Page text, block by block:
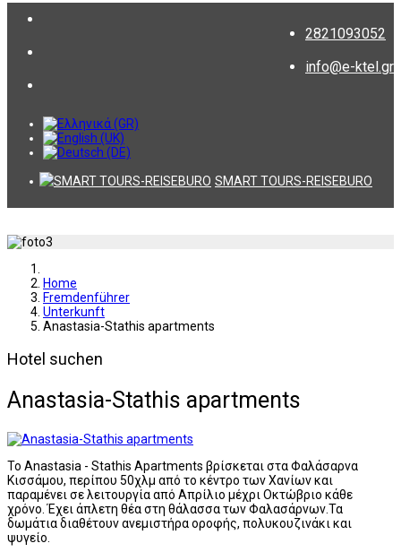
2821093052
info@e-ktel.gr
SMART TOURS-REISEBURO
Home
Fremdenführer
Unterkunft
Anastasia-Stathis apartments
Hotel suchen
Anastasia-Stathis apartments
Το Anastasia - Stathis Apartments βρίσκεται στα Φαλάσαρνα
Κισσάμου, περίπου 50χλμ από το κέντρο των Χανίων και
παραμένει σε λειτουργία από Απρίλιο μέχρι Οκτώβριο κάθε
χρόνο. Έχει άπλετη θέα στη θάλασσα των Φαλασάρνων.Τα
δωμάτια διαθέτουν ανεμιστήρα οροφής, πολυκουζινάκι και
ψυγείο.